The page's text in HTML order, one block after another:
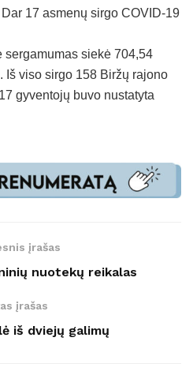
17 asmenų sirgo COVID-19
siekė 704,54
Iš viso sirgo 158 Biržų rajono
gyventojų buvo nustatyta
įrašas
nuotekų reikalas
įrašas
iš dviejų galimų